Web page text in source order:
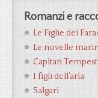
Romanzi e
Le Figlie dei
Le novelle
Capitan
I figli dell’aria
Salgari